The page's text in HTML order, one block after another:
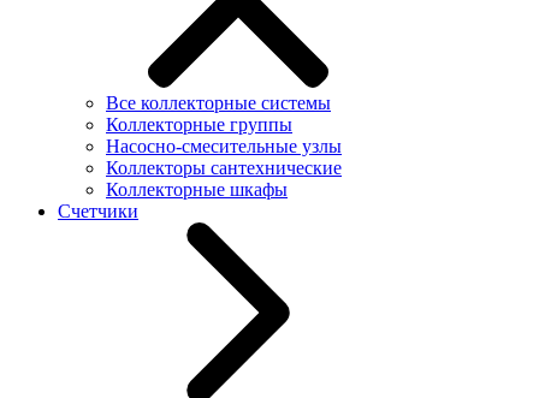
Все коллекторные системы
Коллекторные группы
Насосно-смесительные узлы
Коллекторы сантехнические
Коллекторные шкафы
Счетчики